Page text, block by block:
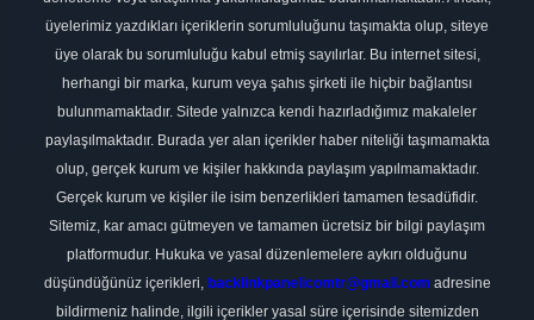
üyelerimiz yazdıkları içeriklerin sorumluluğunu taşımakta olup, siteye
üye olarak bu sorumluluğu kabul etmiş sayılırlar. Bu internet sitesi,
herhangi bir marka, kurum veya şahıs şirketi ile hiçbir bağlantısı
bulunmamaktadır. Sitede yalnızca kendi hazırladığımız makaleler
paylaşılmaktadır. Burada yer alan içerikler haber niteliği taşımamakta
olup, gerçek kurum ve kişiler hakkında paylaşım yapılmamaktadır.
Gerçek kurum ve kişiler ile isim benzerlikleri tamamen tesadüfidir.
Sitemiz, kar amacı gütmeyen ve tamamen ücretsiz bir bilgi paylaşım
platformudur. Hukuka ve yasal düzenlemelere aykırı olduğunu
düşündüğünüz içerikleri, backlinkpanelicomtr@gmail.com adresine
bildirmeniz halinde, ilgili içerikler yasal süre içerisinde sitemizden